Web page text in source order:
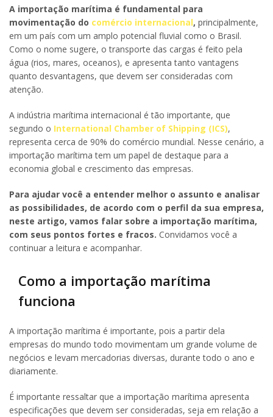
A importação marítima é fundamental para
movimentação do comércio internacional, principalmente,
em um país com um amplo potencial fluvial como o Brasil.
Como o nome sugere, o transporte das cargas é feito pela
água (rios, mares, oceanos), e apresenta tanto vantagens
quanto desvantagens, que devem ser consideradas com
atenção.
A indústria marítima internacional é tão importante, que
segundo o International Chamber of Shipping (ICS),
representa cerca de 90% do comércio mundial. Nesse cenário, a
importação marítima tem um papel de destaque para a
economia global e crescimento das empresas.
Para ajudar você a entender melhor o assunto e analisar
as possibilidades, de acordo com o perfil da sua empresa,
neste artigo, vamos falar sobre a importação marítima,
com seus pontos fortes e fracos. Convidamos você a
continuar a leitura e acompanhar.
Como a importação marítima
funciona
A importação marítima é importante, pois a partir dela
empresas do mundo todo movimentam um grande volume de
negócios e levam mercadorias diversas, durante todo o ano e
diariamente.
É importante ressaltar que a importação marítima apresenta
especificações que devem ser consideradas, seja em relação a